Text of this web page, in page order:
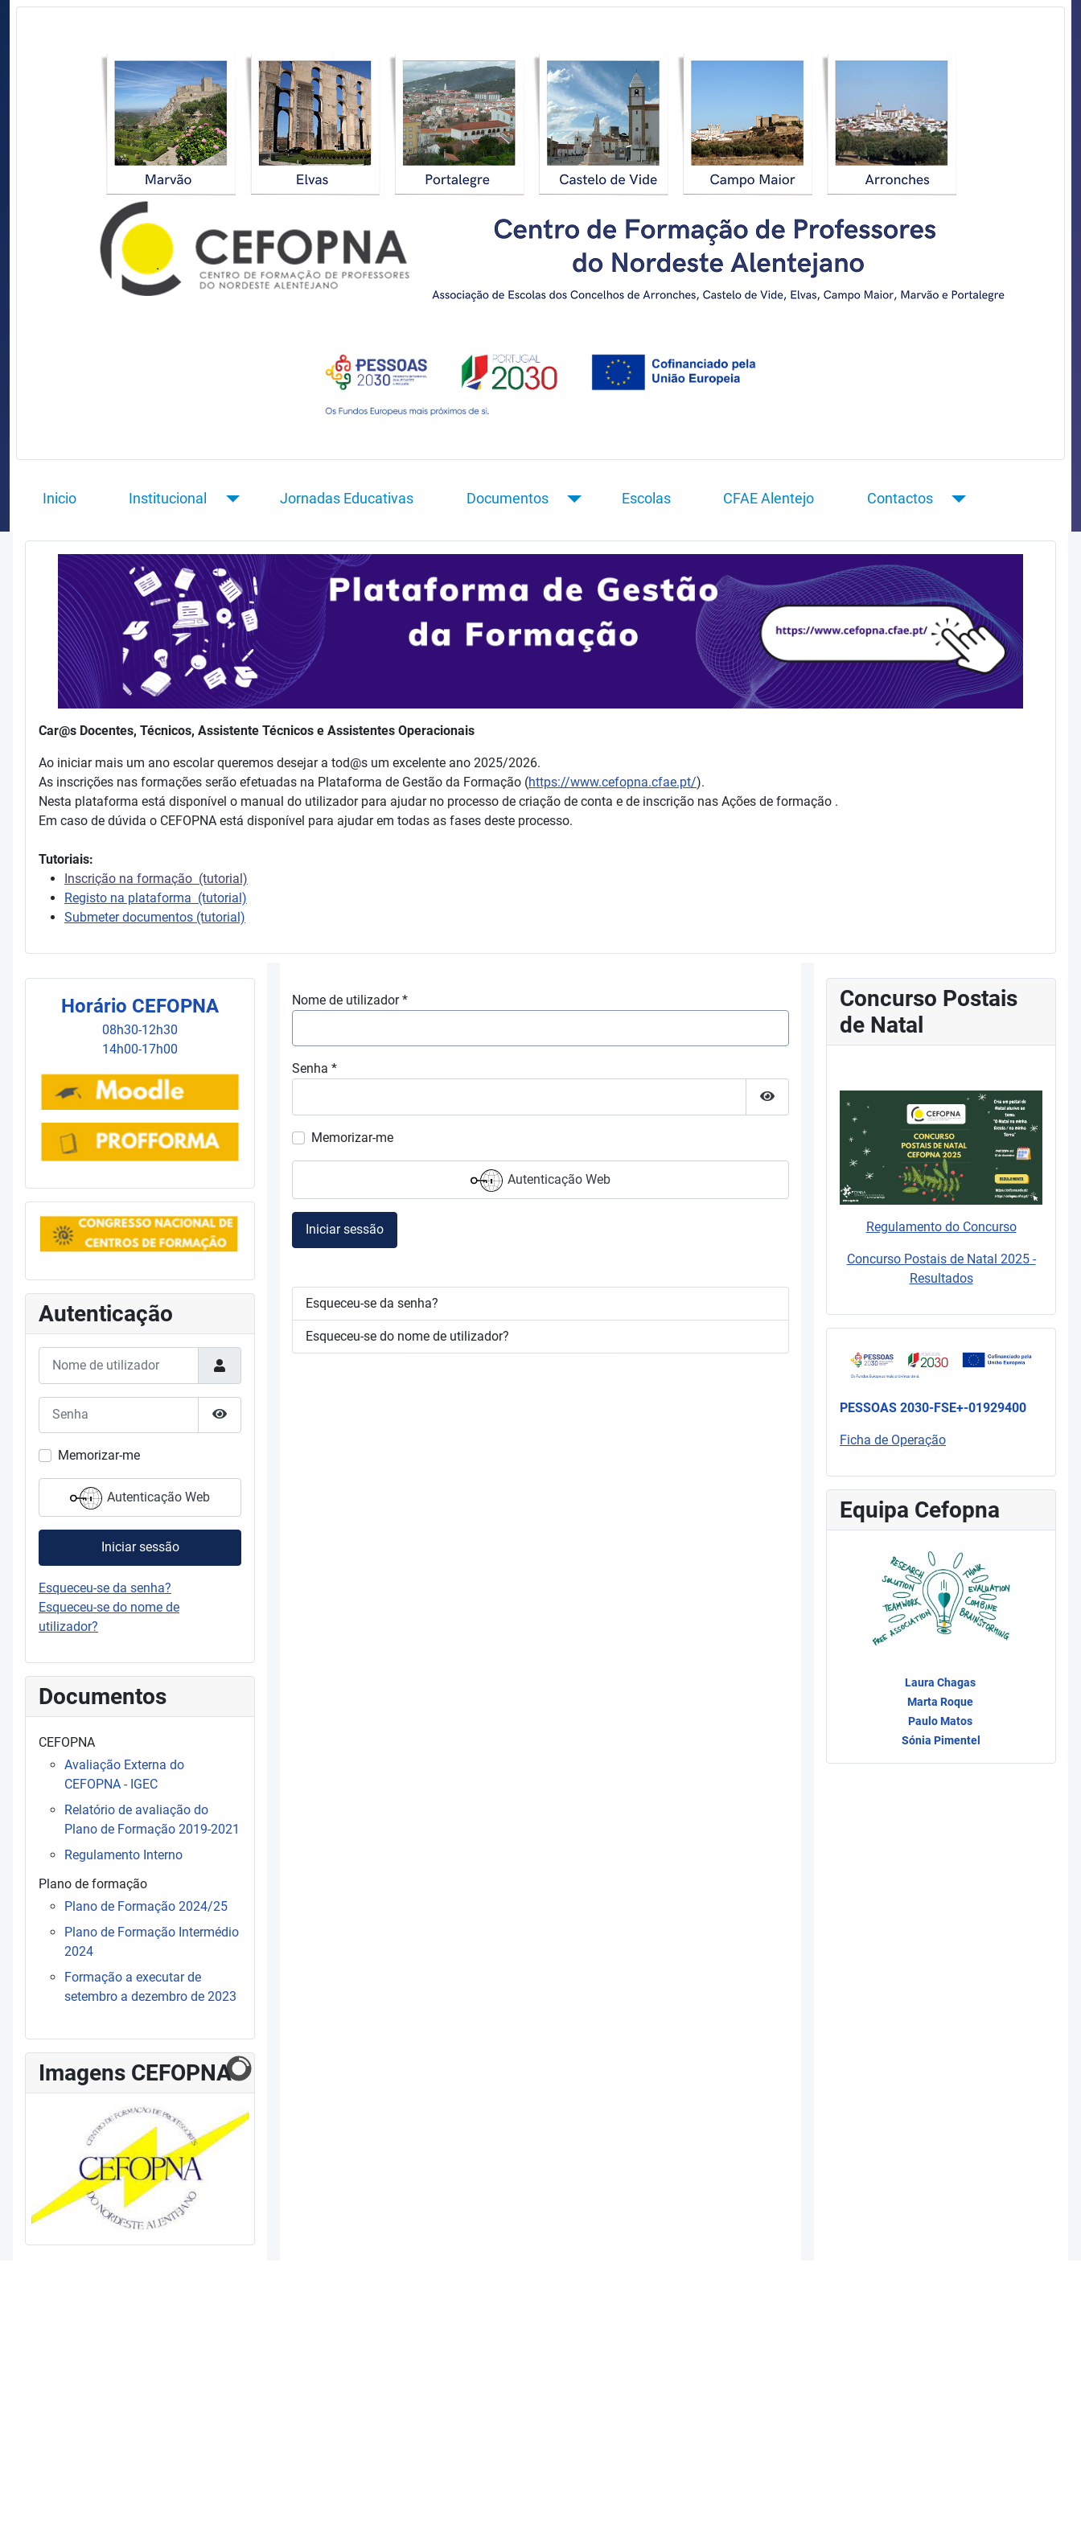
Inicio Institucional Jornadas Educativas Documentos Escolas CFAE Alentejo Contactos
Car@s Docentes, Técnicos, Assistente Técnicos e Assistentes Operacionais
Ao iniciar mais um ano escolar queremos desejar a tod@s um excelente ano 2025/2026.
As inscrições nas formações serão efetuadas na Plataforma de Gestão da Formação (https://www.cefopna.cfae.pt/).
Nesta plataforma está disponível o manual do utilizador para ajudar no processo de criação de conta e de inscrição nas Ações de formação .
Em caso de dúvida o CEFOPNA está disponível para ajudar em todas as fases deste processo.
Tutoriais:
Inscrição na formação (tutorial)
Registo na plataforma (tutorial)
Submeter documentos (tutorial)
Horário CEFOPNA
08h30-12h30
14h00-17h00
Autenticação
Mostrar senha
Memorizar-me
Autenticação Web
Iniciar sessão
Esqueceu-se da senha?
Esqueceu-se do nome de
utilizador?
Documentos
CEFOPNA
Avaliação Externa do
CEFOPNA - IGEC
Relatório de avaliação do
Plano de Formação 2019-2021
Regulamento Interno
Plano de formação
Plano de Formação 2024/25
Plano de Formação Intermédio
2024
Formação a executar de
setembro a dezembro de 2023
Imagens CEFOPNA
Nome de utilizador*
Senha *
Mostrar senha
Memorizar-me
Autenticação Web
Iniciar sessão
Esqueceu-se da senha?
Esqueceu-se do nome de utilizador?
Concurso Postais
de Natal
Regulamento do Concurso
Concurso Postais de Natal 2025 -
Resultados
PESSOAS 2030-FSE+-01929400
Ficha de Operação
Equipa Cefopna
Laura Chagas
Marta Roque
Paulo Matos
Sónia Pimentel